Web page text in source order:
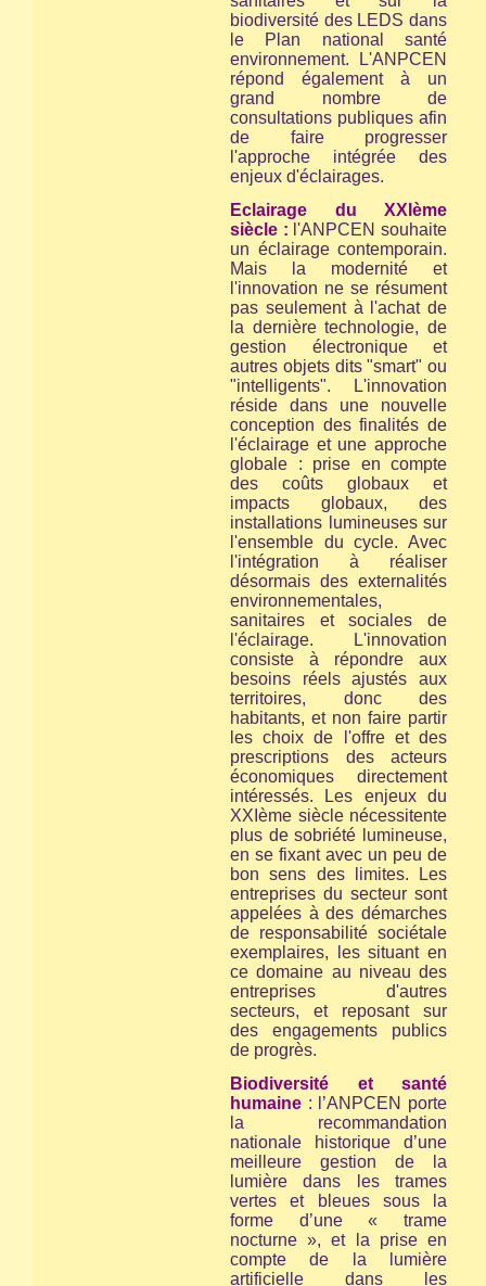
biodiversité des LEDS dans
le Plan national santé
environnement. L'ANPCEN
répond également à un
grand nombre de
consultations publiques afin
de faire progresser
l'approche intégrée des
enjeux d'éclairages.
Eclairage du XXIème
siècle : l'ANPCEN souhaite
un éclairage contemporain.
Mais la modernité et
l'innovation ne se résument
pas seulement à l'achat de
la dernière technologie, de
gestion électronique et
autres objets dits "smart" ou
"intelligents". L'innovation
réside dans une nouvelle
conception des finalités de
l'éclairage et une approche
globale : prise en compte
des coûts globaux et
impacts globaux, des
installations lumineuses sur
l'ensemble du cycle. Avec
l'intégration à réaliser
désormais des externalités
environnementales,
sanitaires et sociales de
l'éclairage. L'innovation
consiste à répondre aux
besoins réels ajustés aux
territoires, donc des
habitants, et non faire partir
les choix de l'offre et des
prescriptions des acteurs
économiques directement
intéressés. Les enjeux du
XXIème siècle nécessitente
plus de sobriété lumineuse,
en se fixant avec un peu de
bon sens des limites. Les
entreprises du secteur sont
appelées à des démarches
de responsabilité sociétale
exemplaires, les situant en
ce domaine au niveau des
entreprises d'autres
secteurs, et reposant sur
des engagements publics
de progrès.
Biodiversité et santé
humaine : l’ANPCEN porte
la recommandation
nationale historique d’une
meilleure gestion de la
lumière dans les trames
vertes et bleues sous la
forme d’une « trame
nocturne », et la prise en
compte de la lumière
artificielle dans les